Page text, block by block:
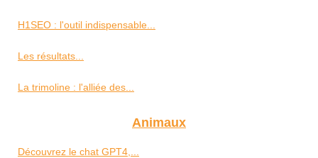
H1SEO : l'outil indispensable...
Les résultats...
La trimoline : l'alliée des...
Animaux
Découvrez le chat GPT4,...